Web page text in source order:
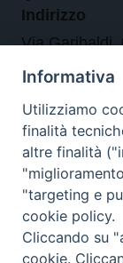
Indirizzo
Via Garibaldi,
Orari
da lunedi al
Contatti
Tel.
Informativa
Utilizziamo
finalità
altre finalità
"targeting e
cookie policy.
Cliccando su
cookie.